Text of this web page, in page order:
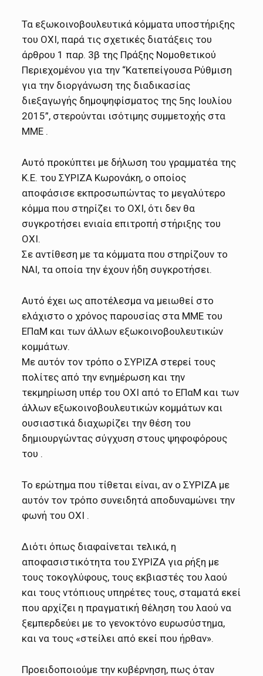
Τα εξωκοινοβουλευτικά κόμματα υποστήριξης
του ΟΧΙ, παρά τις σχετικές διατάξεις του
άρθρου 1 παρ. 3β της Πράξης Νομοθετικού
Περιεχομένου για την “Κατεπείγουσα Ρύθμιση
για την διοργάνωση της διαδικασίας
διεξαγωγής δημοψηφίσματος της 5ης Ιουλίου
2015”, στερούνται ισότιμης συμμετοχής στα
ΜΜΕ .
Αυτό προκύπτει με δήλωση του γραμματέα της
Κ.Ε. του ΣΥΡΙΖΑ Κωρονάκη, ο οποίος
αποφάσισε εκπροσωπώντας το μεγαλύτερο
κόμμα που στηρίζει το ΟΧΙ, ότι δεν θα
συγκροτήσει ενιαία επιτροπή στήριξης του
ΟΧΙ.
Σε αντίθεση με τα κόμματα που στηρίζουν το
ΝΑΙ, τα οποία την έχουν ήδη συγκροτήσει.
Αυτό έχει ως αποτέλεσμα να μειωθεί στο
ελάχιστο ο χρόνος παρουσίας στα ΜΜΕ του
ΕΠαΜ και των άλλων εξωκοινοβουλευτικών
κομμάτων.
Με αυτόν τον τρόπο ο ΣΥΡΙΖΑ στερεί τους
πολίτες από την ενημέρωση και την
τεκμηρίωση υπέρ του ΟΧΙ από το ΕΠαΜ και των
άλλων εξωκοινοβουλευτικών κομμάτων και
ουσιαστικά διαχωρίζει την θέση του
δημιουργώντας σύγχυση στους ψηφοφόρους
του .
Το ερώτημα που τίθεται είναι, αν ο ΣΥΡΙΖΑ με
αυτόν τον τρόπο συνειδητά αποδυναμώνει την
φωνή του ΟΧΙ .
Διότι όπως διαφαίνεται τελικά, η
αποφασιστικότητα του ΣΥΡΙΖΑ για ρήξη με
τους τοκογλύφους, τους εκβιαστές του λαού
και τους ντόπιους υπηρέτες τους, σταματά εκεί
που αρχίζει η πραγματική θέληση του λαού να
ξεμπερδεύει με το γενοκτόνο ευρωσύστημα,
και να τους «στείλει από εκεί που ήρθαν».
Προειδοποιούμε την κυβέρνηση, πως όταν